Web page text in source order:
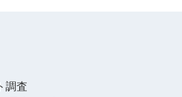
調査